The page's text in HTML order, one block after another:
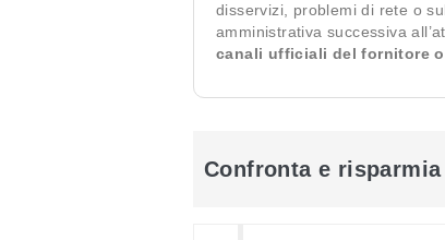
disservizi, problemi di rete o
amministrativa successiva
canali ufficiali del fornitore
Confronta e risparmia